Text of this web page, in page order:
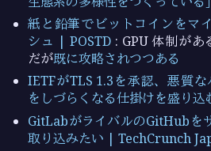
紙と鉛筆でビットコインをマ
シュ | POSTD : GPU 体制が
だが既に攻略されつつある
IETFがTLS 1.3を承認、悪質
をしづらくなる仕掛けを盛り
GitLabがライバルのGitHubを
取り込みたい | TechCrunch